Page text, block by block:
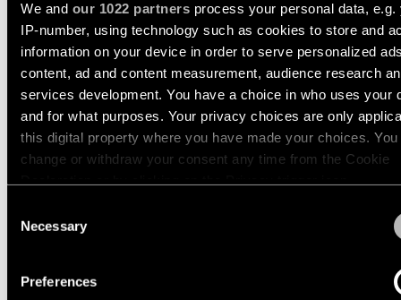
We and our 1022 partners process your personal data, e.g.
IP-number, using technology such as cookies to store and
information on your device in order to serve personalized
content, ad and content measurement, audience research
services development. You have a choice in who uses your
and for what purposes. Your privacy choices are only
this digital property where you have made your choices. You
change or withdraw your consent any time from the Cookie
If you allow, we would also like to:
Identify your device by actively scanning it for
Selection
Necessary
Preferences
Wandbeleuchtung
Nassbereiche
Warm
Dim
Beleuchtung
OPTISCHES ZUBEHÖR